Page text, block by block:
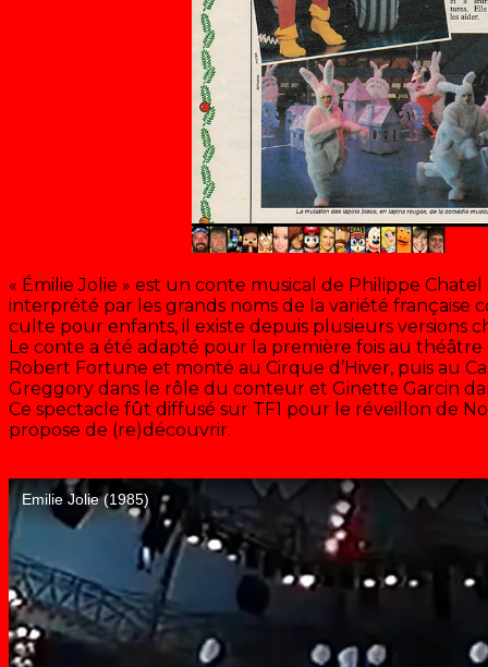
« Émilie Jolie » est un conte musical de Philippe
interprété par les grands noms de la variété française
culte pour enfants, il existe depuis plusieurs versions
Le conte a été adapté pour la première fois au théâtre
Robert Fortune et monté au Cirque d’Hiver, puis au
Greggory dans le rôle du conteur et Ginette Garcin
Ce spectacle fût diffusé sur TF1 pour le réveillon de
propose de (re)découvrir.